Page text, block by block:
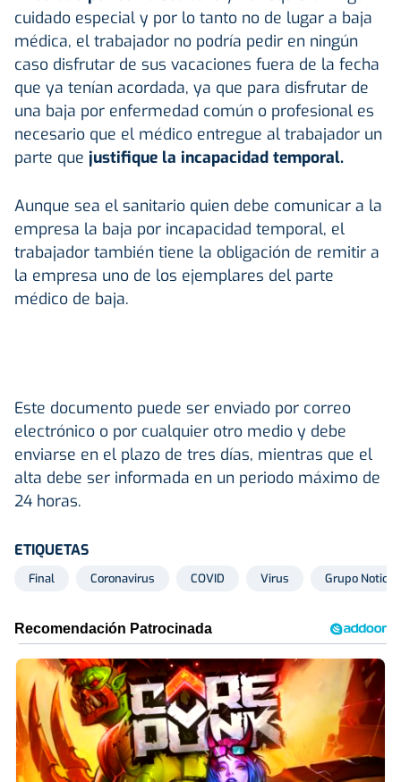
cuidado especial y por lo tanto no de lugar a baja
médica, el trabajador no podría pedir en ningún
caso disfrutar de sus vacaciones fuera de la fecha
que ya tenían acordada, ya que para disfrutar de
una baja por enfermedad común o profesional es
necesario que el médico entregue al trabajador un
parte que justifique la incapacidad temporal.
Aunque sea el sanitario quien debe comunicar a la
empresa la baja por incapacidad temporal, el
trabajador también tiene la obligación de remitir a
la empresa uno de los ejemplares del parte
médico de baja.
Este documento puede ser enviado por correo
electrónico o por cualquier otro medio y debe
enviarse en el plazo de tres días, mientras que el
alta debe ser informada en un periodo máximo de
24 horas.
ETIQUETAS
Final Coronavirus COVID Virus Grupo